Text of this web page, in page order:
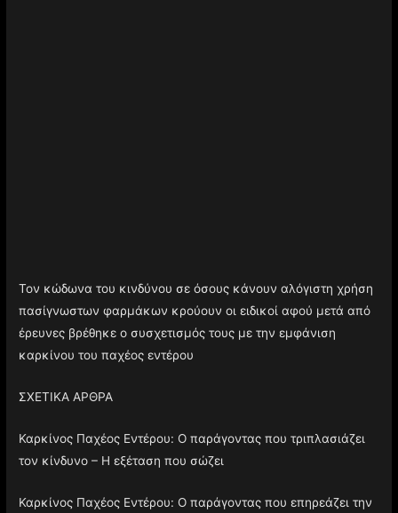
Τον κώδωνα του κινδύνου σε όσους κάνουν αλόγιστη χρήση
πασίγνωστων φαρμάκων κρούουν οι ειδικοί αφού μετά από
έρευνες βρέθηκε ο συσχετισμός τους με την εμφάνιση
καρκίνου του παχέος εντέρου
ΣΧΕΤΙΚΑ ΑΡΘΡΑ
Καρκίνος Παχέος Εντέρου: Ο παράγοντας που τριπλασιάζει
τον κίνδυνο – Η εξέταση που σώζει
Καρκίνος Παχέος Εντέρου: Ο παράγοντας που επηρεάζει την